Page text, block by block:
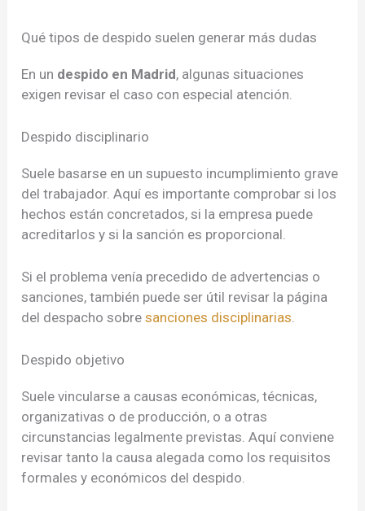
Qué tipos de despido suelen generar más dudas
En un despido en Madrid, algunas situaciones
exigen revisar el caso con especial atención.
Despido disciplinario
Suele basarse en un supuesto incumplimiento grave
del trabajador. Aquí es importante comprobar si los
hechos están concretados, si la empresa puede
acreditarlos y si la sanción es proporcional.
Si el problema venía precedido de advertencias o
sanciones, también puede ser útil revisar la página
del despacho sobresanciones disciplinarias
Despido objetivo
Suele vincularse a causas económicas, técnicas,
organizativas o de producción, o a otras
circunstancias legalmente previstas. Aquí conviene
revisar tanto la causa alegada como los requisitos
formales y económicos del despido.